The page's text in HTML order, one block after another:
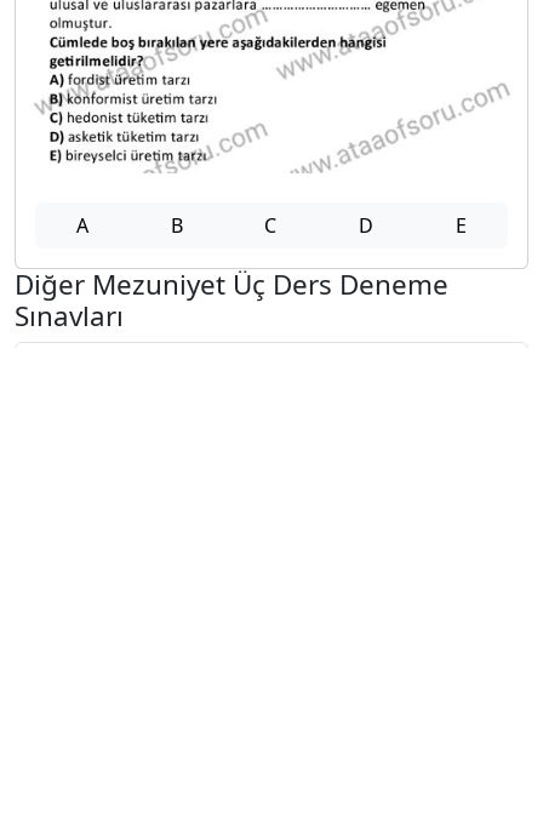
A B C D E
Diğer Mezuniyet Üç Ders Deneme
Sınavları